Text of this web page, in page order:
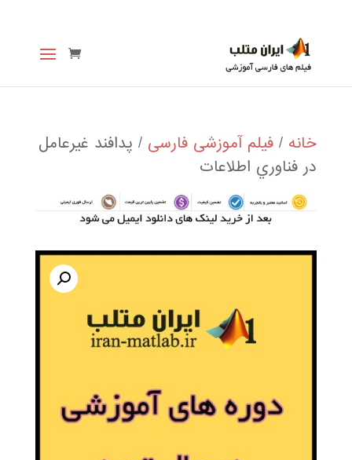
خانه / فیلم آموزشی فارسی / پدافند غيرعامل
در فناوري اطلاعات